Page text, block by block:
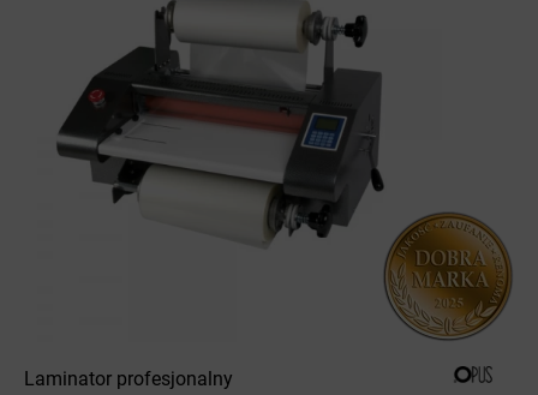
Laminator profesjonalny